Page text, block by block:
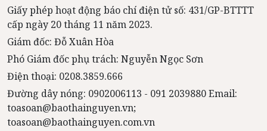
Giấy phép hoạt động báo chí điện tử số: 431/GP-BTTTT
cấp ngày 20 tháng 11 năm 2023.
Giám đốc: Đỗ Xuân Hòa
Phó Giám đốc phụ trách: Nguyễn Ngọc Sơn
Điện thoại: 0208.3859.666
Đường dây nóng: 0902006113 - 091 2039880 Email:
toasoan@baothainguyen.vn;
toasoan@baothainguyen.com.vn